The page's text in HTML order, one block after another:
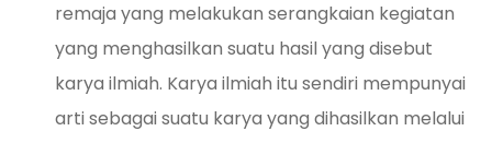
remaja yang melakukan serangkaian kegiatan
yang menghasilkan suatu hasil yang disebut
karya ilmiah. Karya ilmiah itu sendiri mempunyai
arti sebagai suatu karya yang dihasilkan melalui